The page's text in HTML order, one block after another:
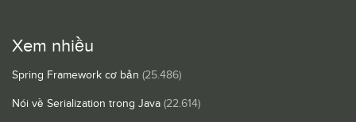
Xem nhiều
Spring Framework cơ bản (25.486)
Nói về Serialization trong Java (22.614)